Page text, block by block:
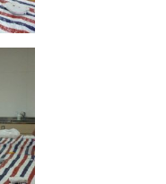
９日）
本部活動紹介
前工作で「紙コ
どの子も個性的な